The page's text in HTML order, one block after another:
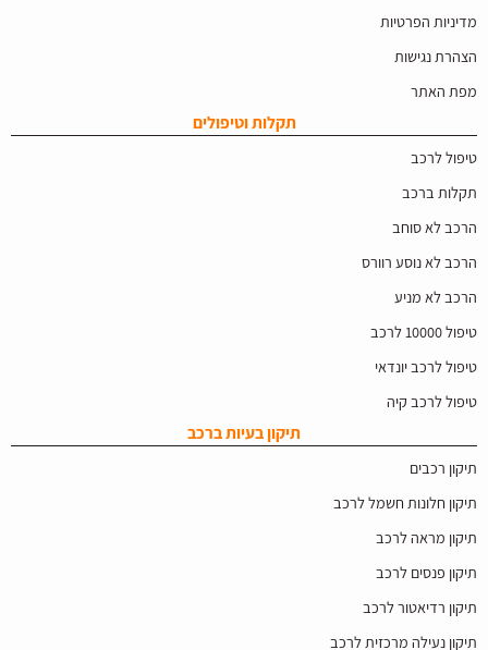
מדיניות הפרטיות
הצהרת נגישות
מפת האתר
תקלות וטיפולים
טיפול לרכב
תקלות ברכב
הרכב לא סוחב
הרכב לא נוסע רוורס
הרכב לא מניע
טיפול 10000 לרכב
טיפול לרכב יונדאי
טיפול לרכב קיה
תיקון בעיות ברכב
תיקון רכבים
תיקון חלונות חשמל לרכב
תיקון מראה לרכב
תיקון פנסים לרכב
תיקון רדיאטור לרכב
תיקון נעילה מרכזית לרכב